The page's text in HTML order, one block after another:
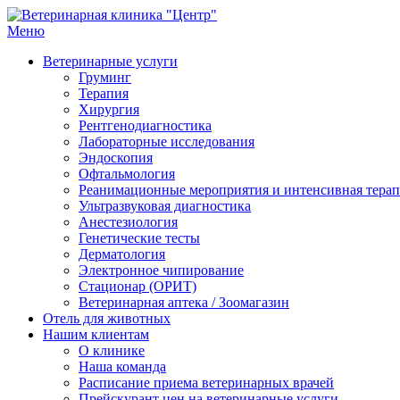
Меню
Ветеринарные услуги
Груминг
Терапия
Хирургия
Рентгенодиагностика
Лабораторные исследования
Эндоскопия
Офтальмология
Реанимационные мероприятия и интенсивная
Ультразвуковая диагностика
Анестезиология
Генетические тесты
Дерматология
Электронное чипирование
Стационар (ОРИТ)
Ветеринарная аптека / Зоомагазин
Отель для животных
Нашим клиентам
О клинике
Наша команда
Расписание приема ветеринарных врачей